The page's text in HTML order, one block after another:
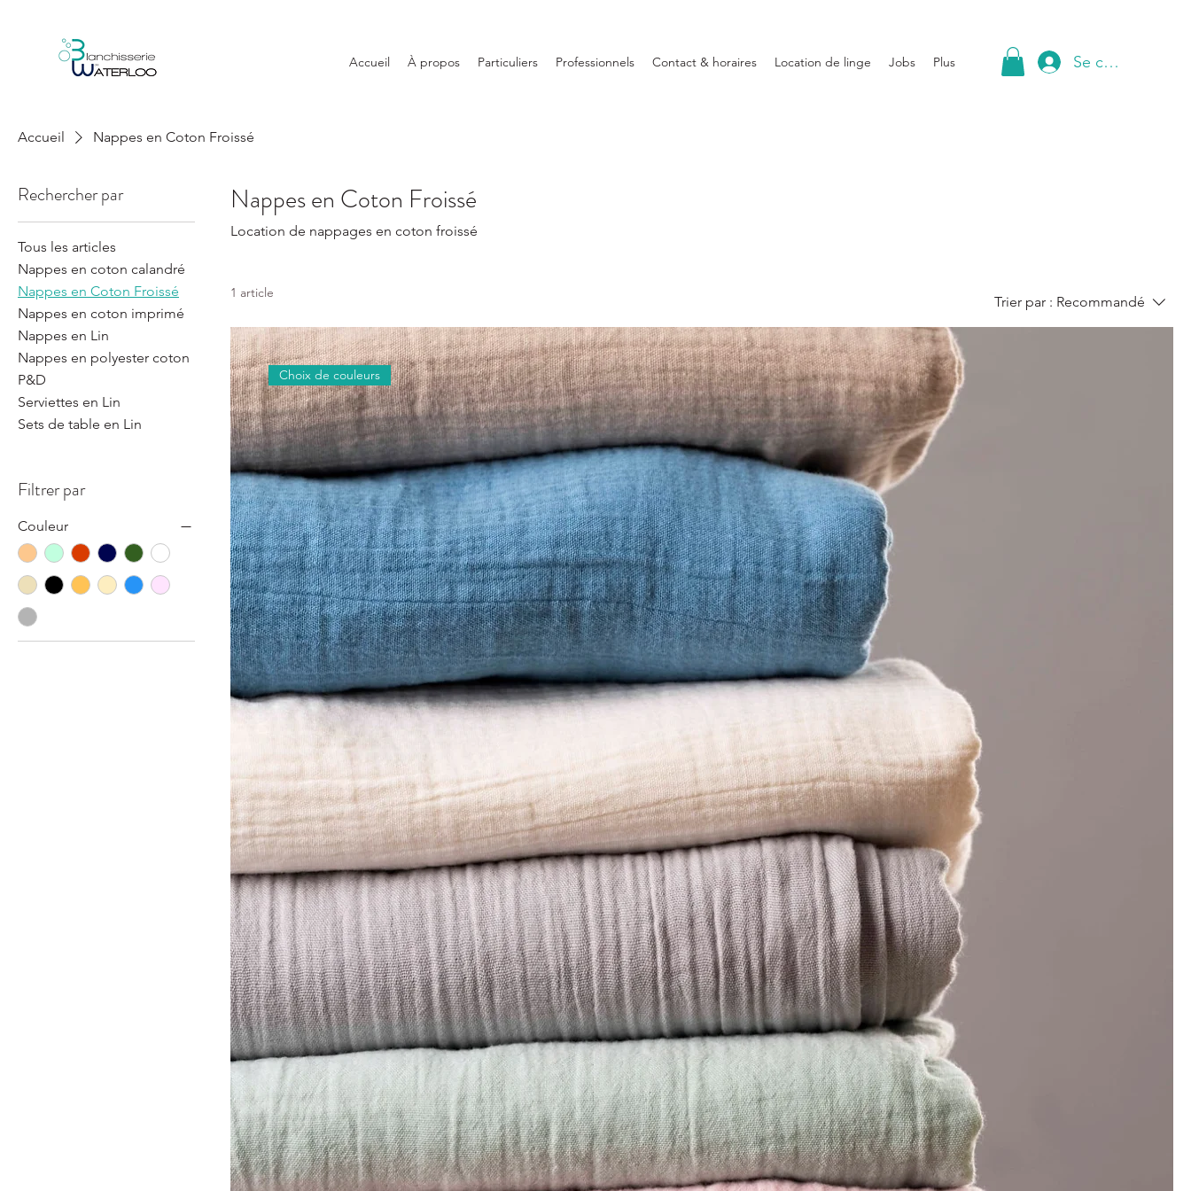
Accueil À propos Particuliers Professionnels Contact & horaires Location de linge Jobs Plus Se connecter
Accueil Nappes en Coton Froissé
Rechercher par
Tous les articles
Nappes en coton calandré
Nappes en Coton Froissé
Nappes en coton imprimé
Nappes en Lin
Nappes en polyester coton
P&D
Serviettes en Lin
Sets de table en Lin
Filtrer par
Couleur
Nappes en Coton Froissé
Location de nappages en coton froissé
1 article
Trier par : Recommandé
Choix de couleurs